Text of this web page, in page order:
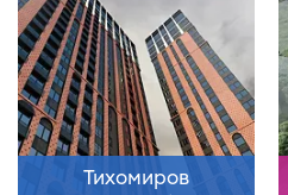
Тихомиров